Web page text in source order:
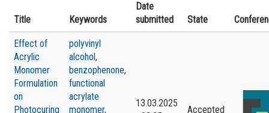
Title Keywords
Date
submitted
State
Effect of
Acrylic
Monomer
Formulation
on
Photocuring
polyvinyl
alcohol,
benzophenone,
functional
acrylate
monomer,
13.03.2025
Accepted